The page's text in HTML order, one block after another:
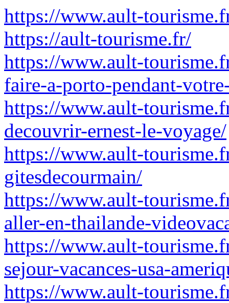
https://www.ault-
https://ault-tourisme.fr/
https://www.ault-
faire-a-porto-pendant-
https://www.ault-
decouvrir-ernest-le-voyage/
https://www.ault-
gitesdecourmain/
https://www.ault-
aller-en-thailande-
https://www.ault-
sejour-vacances-usa-
https://www.ault-